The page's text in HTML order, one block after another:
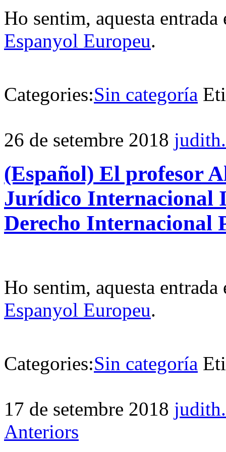
Ho sentim, aquesta
Espanyol Europeu.
Categories:Sin categoría
26 de setembre 2018
(Español) El profesor
Jurídico Internacional
Derecho Internacional
Ho sentim, aquesta
Espanyol Europeu.
Categories:Sin categoría
17 de setembre 2018
Anteriors